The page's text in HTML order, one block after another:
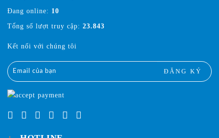
Đang online: 10
Tổng số lượt truy cập: 23.843
Kết nối với chúng tôi
ĐĂNG KÝ